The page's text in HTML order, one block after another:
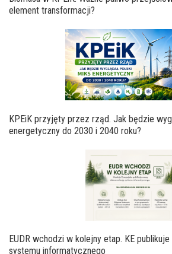
element transformacji?
KPEiK przyjęty przez rząd. Jak będzie
energetyczny do 2030 i 2040 roku?
EUDR wchodzi w kolejny etap. KE
systemu informatycznego